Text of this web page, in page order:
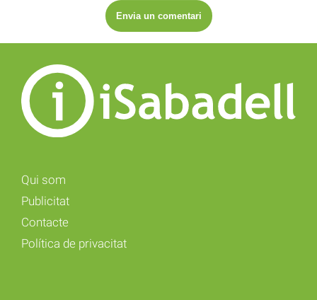
Qui som
Publicitat
Contacte
Política de privacitat